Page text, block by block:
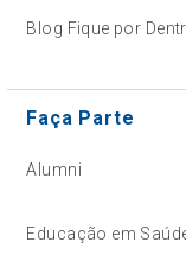
Blog Fique por
Faça Parte
Alumni
Educação em